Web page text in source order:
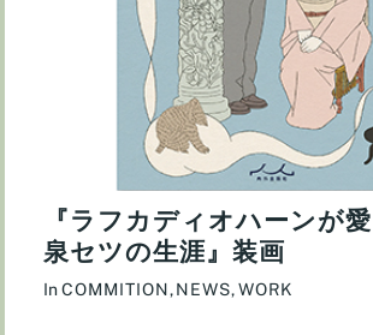
『ラフカディオハーンが
泉セツの生涯』装画
InCOMMITION,NEWS,WORK